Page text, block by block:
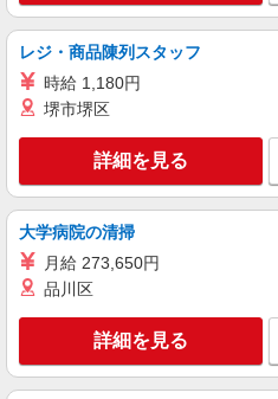
レジ・商品陳列スタッフ
時給 1,180円
堺市堺区
詳細を見る
大学病院の清掃
月給 273,650円
品川区
詳細を見る